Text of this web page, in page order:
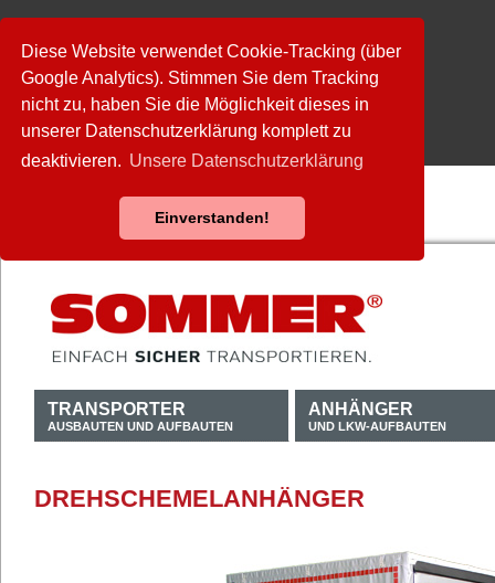
Diese Website verwendet Cookie-Tracking (über
Google Analytics). Stimmen Sie dem Tracking
nicht zu, haben Sie die Möglichkeit dieses in
unserer Datenschutzerklärung komplett zu
deaktivieren. Unsere Datenschutzerklärung
Einverstanden!
TRANSPORTER
AUSBAUTEN UND AUFBAUTEN
ANHÄNGER
UND LKW-AUFBAUTEN
DREHSCHEMELANHÄNGER